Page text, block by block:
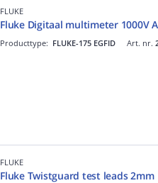
FLUKE
Fluke Digitaal multimeter 1000V
Art. nr.
Producttype: FLUKE-175 EGFID
FLUKE
Fluke Twistguard test leads 2mm